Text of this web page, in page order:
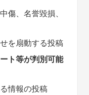
傷、名誉毀損、
を扇動する投稿
ト等が判別可能
情報の投稿